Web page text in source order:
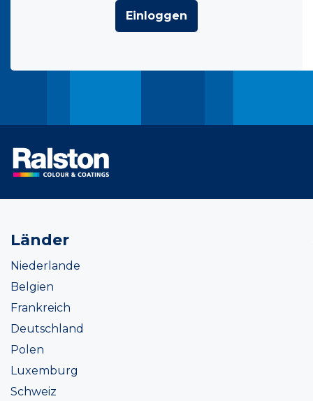
Einloggen
Länder
Niederlande
Belgien
Frankreich
Deutschland
Polen
Luxemburg
Schweiz